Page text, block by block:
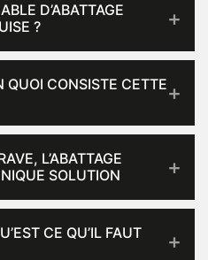
D’ABATTAGE
?
QUOI CONSISTE CETTE
L’ABATTAGE
SOLUTION
CE QU’IL FAUT